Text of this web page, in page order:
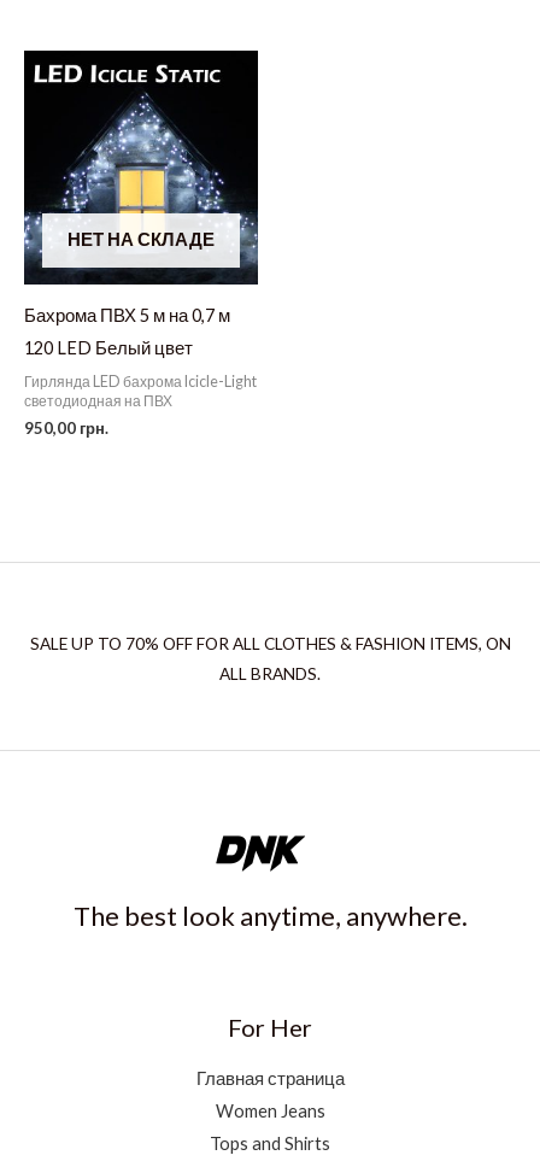
НЕТ НА СКЛАДЕ
Бахрома ПВХ 5 м на 0,7 м
120 LED Белый цвет
Гирлянда LED бахрома Icicle-Light
светодиодная на ПВХ
950,00 грн.
SALE UP TO 70% OFF FOR ALL CLOTHES & FASHION ITEMS, ON
ALL BRANDS.
The best look anytime, anywhere.
For Her
Главная страница
Women Jeans
Tops and Shirts